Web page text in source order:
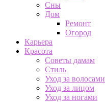
Сны
Дом
Ремонт
Огород
Карьера
Красота
Советы дамам
Стиль
Уход за волосами
Уход за лицом
Уход за ногами